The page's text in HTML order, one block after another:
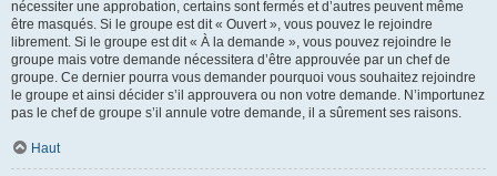
nécessiter une approbation, certains sont fermés et d’autres peuvent même
être masqués. Si le groupe est dit « Ouvert », vous pouvez le rejoindre
librement. Si le groupe est dit « À la demande », vous pouvez rejoindre le
groupe mais votre demande nécessitera d’être approuvée par un chef de
groupe. Ce dernier pourra vous demander pourquoi vous souhaitez rejoindre
le groupe et ainsi décider s’il approuvera ou non votre demande. N’importunez
pas le chef de groupe s’il annule votre demande, il a sûrement ses raisons.
Haut